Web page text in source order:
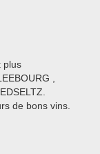
plus
,
de bons vins.